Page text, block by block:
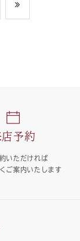
店予約
いただければ
ご案内いたします